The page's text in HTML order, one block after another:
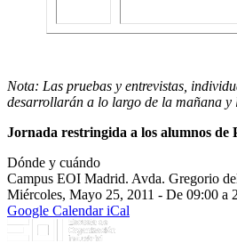
Nota: Las pruebas y entrevistas,
desarrollarán a lo largo de la mañana y
Jornada restringida a los alumnos de
Dónde y cuándo
Campus EOI Madrid. Avda. Gregorio
Miércoles, Mayo 25, 2011 - De 09:00 a
Google CalendariCal